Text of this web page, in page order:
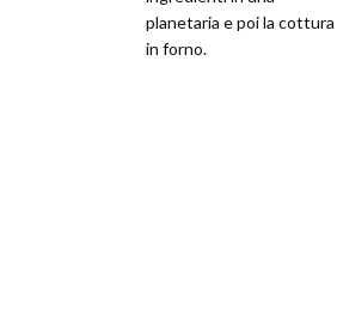
planetaria e poi la cottura
in forno.